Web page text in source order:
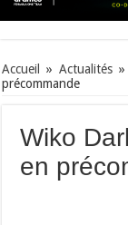
Accueil » Actualités »
précommande
Wiko
en